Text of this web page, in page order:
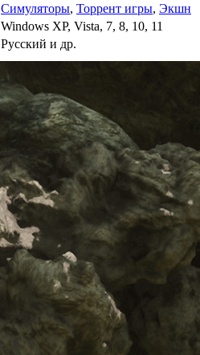
Симуляторы, Торрент игры, Экшн
Windows XP, Vista, 7, 8, 10, 11
Русский и др.